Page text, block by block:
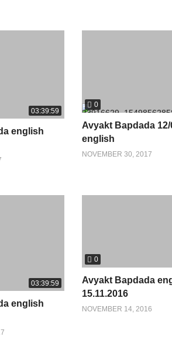
03:39:59
english
0
Avyakt Bapdada 12/
english
NOVEMBER 30, 2017
03:39:59
english
0
Avyakt Bapdada
15.11.2016
NOVEMBER 14, 2016